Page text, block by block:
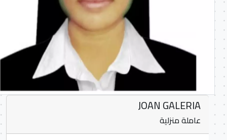
JOAN GALERIA
عاملة منزلية